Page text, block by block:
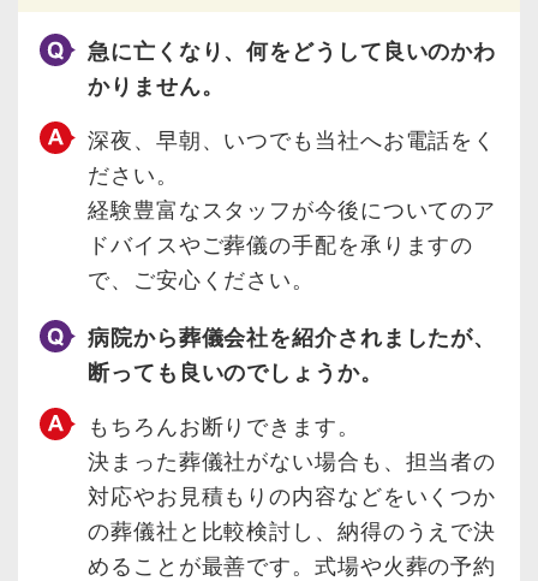
急に亡くなり、何をどうして良いのかわ
かりません。
深夜、早朝、いつでも当社へお電話をく
ださい。
経験豊富なスタッフが今後についてのア
ドバイスやご葬儀の手配を承りますの
で、ご安心ください。
病院から葬儀会社を紹介されましたが、
断っても良いのでしょうか。
もちろんお断りできます。
決まった葬儀社がない場合も、担当者の
対応やお見積もりの内容などをいくつか
の葬儀社と比較検討し、納得のうえで決
めることが最善です。式場や火葬の予約